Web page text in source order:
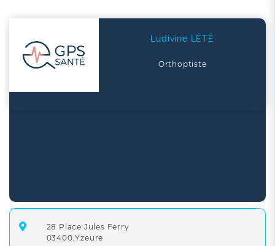
Ludivine LÉTÉ
Orthoptiste
28 Place Jules Ferry
03400,Yzeure